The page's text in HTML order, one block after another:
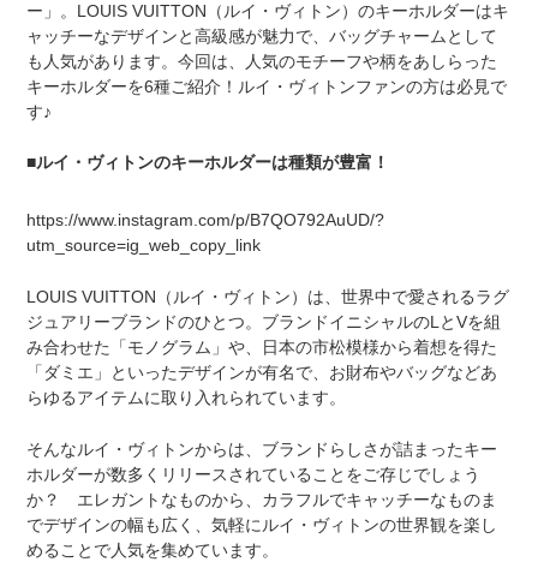
ー」。LOUIS VUITTON（ルイ・ヴィトン）のキーホルダーはキ
ャッチーなデザインと高級感が魅力で、バッグチャームとして
も人気があります。今回は、人気のモチーフや柄をあしらった
キーホルダーを6種ご紹介！ルイ・ヴィトンファンの方は必見で
す♪
■ルイ・ヴィトンのキーホルダーは種類が豊富！
https://www.instagram.com/p/B7QO792AuUD/?
utm_source=ig_web_copy_link
LOUIS VUITTON（ルイ・ヴィトン）は、世界中で愛されるラグ
ジュアリーブランドのひとつ。ブランドイニシャルのLとVを組
み合わせた「モノグラム」や、日本の市松模様から着想を得た
「ダミエ」といったデザインが有名で、お財布やバッグなどあ
らゆるアイテムに取り入れられています。
そんなルイ・ヴィトンからは、ブランドらしさが詰まったキー
ホルダーが数多くリリースされていることをご存じでしょう
か？ エレガントなものから、カラフルでキャッチーなものま
でデザインの幅も広く、気軽にルイ・ヴィトンの世界観を楽し
めることで人気を集めています。